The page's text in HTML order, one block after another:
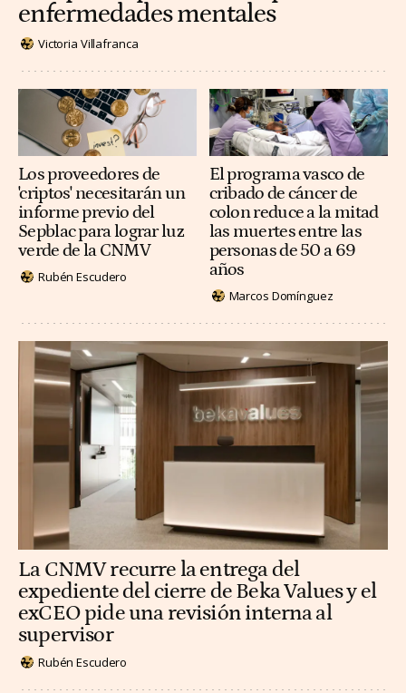
enfermedades mentales
Victoria Villafranca
Los proveedores de
'criptos' necesitarán un
informe previo del
Sepblac para lograr luz
verde de la CNMV
Rubén Escudero
El programa vasco de
cribado de cáncer de
colon reduce a la mitad
las muertes entre las
personas de 50 a 69
años
Marcos Domínguez
La CNMV recurre la entrega del
expediente del cierre de Beka Values y el
exCEO pide una revisión interna al
supervisor
Rubén Escudero